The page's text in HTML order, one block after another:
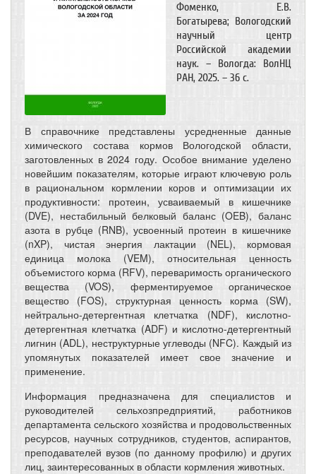
Фоменко, Е.В.
Богатырева; Вологодский
научный центр
Российской академии
наук. – Вологда: ВолНЦ
РАН, 2025. – 36 с.
В справочнике представлены усредненные данные
химического состава кормов Вологодской области,
заготовленных в 2024 году. Особое внимание уделено
новейшим показателям, которые играют ключевую роль
в рациональном кормлении коров и оптимизации их
продуктивности: протеин, усваиваемый в кишечнике
(DVE), нестабильный белковый баланс (OEB), баланс
азота в рубце (RNB), усвоенный протеин в кишечнике
(nXP), чистая энергия лактации (NEL), кормовая
единица молока (VEM), относительная ценность
объемистого корма (RFV), переваримость органического
вещества (VOS), ферментируемое органическое
вещество (FOS), структурная ценность корма (SW),
нейтрально-детергентная клетчатка (NDF), кислотно-
детергентная клетчатка (ADF) и кислотно-детергентный
лигнин (ADL), неструктурные углеводы (NFC). Каждый из
упомянутых показателей имеет свое значение и
применение.
Информация предназначена для специалистов и
руководителей сельхозпредприятий, работников
департамента сельского хозяйства и продовольственных
ресурсов, научных сотрудников, студентов, аспирантов,
преподавателей вузов (по данному профилю) и других
лиц, заинтересованных в области кормления животных.